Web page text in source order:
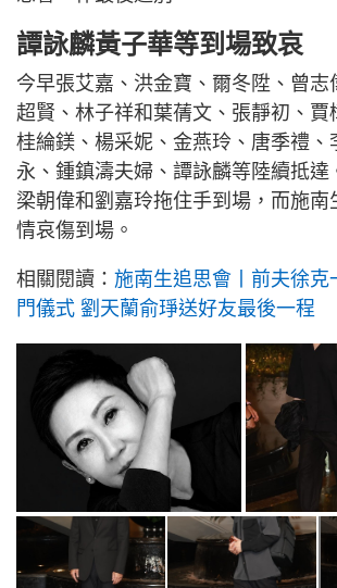
譚詠麟黃子華等到場致哀
今早張艾嘉、洪金寶、爾冬陞、曾志
超賢、林子祥和葉蒨文、張靜初、賈
桂綸鎂、楊采妮、金燕玲、唐季禮、
永、鍾鎮濤夫婦、譚詠麟等陸續抵達
梁朝偉和劉嘉玲拖住手到場，而施南
情哀傷到場。
相關閱讀： 施南生追思會丨前夫徐克
門儀式 劉天蘭俞琤送好友最後一程